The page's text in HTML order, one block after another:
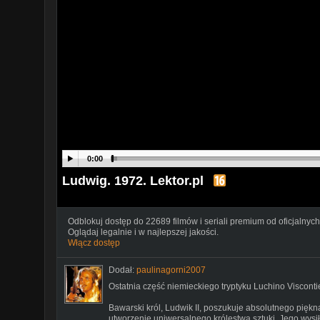
0:00
Ludwig. 1972. Lektor.pl
Odblokuj dostęp do 22689 filmów i seriali premium od
Oglądaj legalnie i w najlepszej jakości.
Włącz dostęp
Dodał: paulinagorni2007
Ostatnia część niemieckiego tryptyku Luchino
Bawarski król, Ludwik II, poszukuje absolutnego